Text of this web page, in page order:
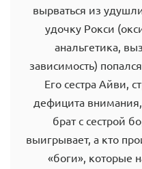
вырваться из
удочку Рокси
анальгетика,
зависимость)
Его сестра Айви,
дефицита
брат с сестрой
выигрывает, а кто
«боги», которые